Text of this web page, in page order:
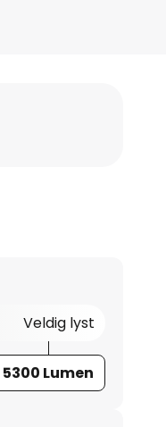
Veldig lyst
5300 Lumen